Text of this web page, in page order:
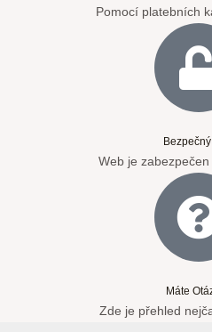
Pomocí platebních
Web je
Máte
Zde je přehled